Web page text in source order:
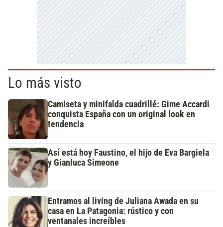
Lo más visto
Camiseta y minifalda cuadrillé: Gime Accardi
conquista España con un original look en
tendencia
Así está hoy Faustino, el hijo de Eva Bargiela
y Gianluca Simeone
Entramos al living de Juliana Awada en su
casa en La Patagonia: rústico y con
ventanales increíbles